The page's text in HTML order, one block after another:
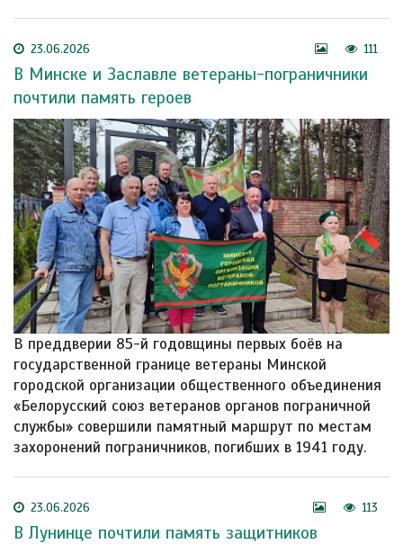
23.06.2026 111
В Минске и Заславле ветераны-пограничники
почтили память героев
В преддверии 85-й годовщины первых боёв на
государственной границе ветераны Минской
городской организации общественного объединения
«Белорусский союз ветеранов органов пограничной
службы» совершили памятный маршрут по местам
захоронений пограничников, погибших в 1941 году.
23.06.2026 113
В Лунинце почтили память защитников